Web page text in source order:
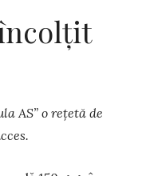
AS” o rețetă de